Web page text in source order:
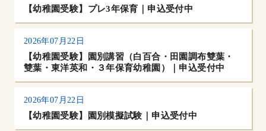
【幼稚園受験】プレ3年保育｜申込受付中
2026年07月22日
【幼稚園受験】園別講習（白百合・田園調布雙葉・
雙葉・東洋英和・３年保育幼稚園）｜申込受付中
2026年07月22日
【幼稚園受験】園別模擬試験｜申込受付中